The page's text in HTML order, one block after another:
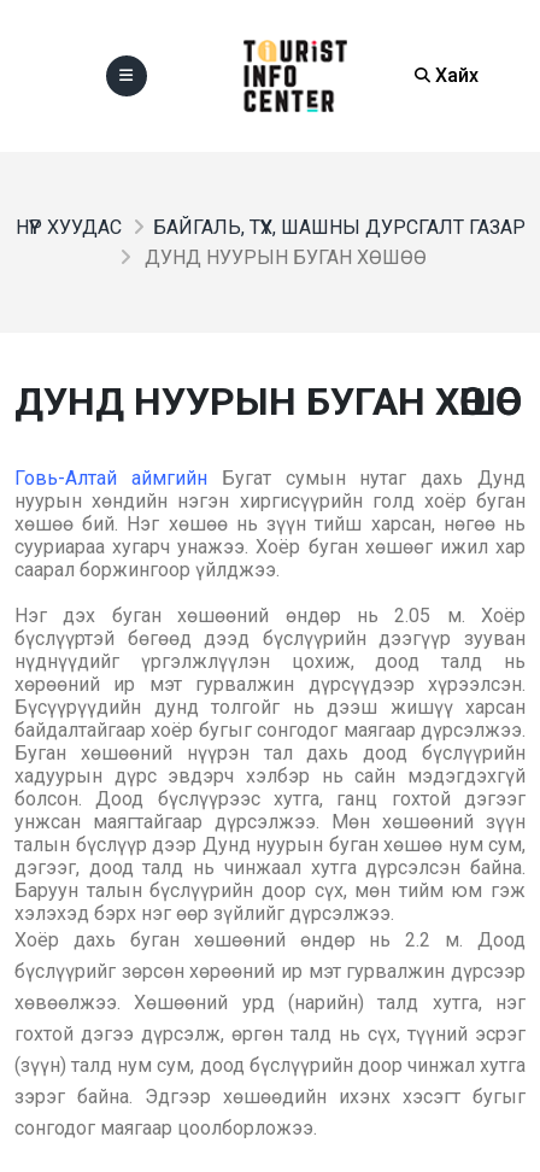
Хайх
НҮҮР ХУУДАС
БАЙГАЛЬ, ТҮҮХ, ШАШНЫ ДУРСГАЛТ ГАЗАР
ДУНД НУУРЫН БУГАН ХӨШӨӨ
ДУНД НУУРЫН БУГАН ХӨШӨӨ
Говь-Алтай аймгийнБугат сумын нутаг дахь Дунд
нуурын хөндийн нэгэн хиргисүүрийн голд хоёр буган
хөшөө бий. Нэг хөшөө нь зүүн тийш харсан, нөгөө нь
сууриараа хугарч унажээ. Хоёр буган хөшөөг ижил хар
саарал боржингоор үйлджээ.
Нэг дэх буган хөшөөний өндөр нь 2.05 м. Хоёр
бүслүүртэй бөгөөд дээд бүслүүрийн дээгүүр зууван
нүднүүдийг үргэлжлүүлэн цохиж, доод талд нь
хөрөөний ир мэт гурвалжин дүрсүүдээр хүрээлсэн.
Бүсүүрүүдийн дунд толгойг нь дээш жишүү харсан
байдалтайгаар хоёр бугыг сонгодог маягаар дүрсэлжээ.
Буган хөшөөний нүүрэн тал дахь доод бүслүүрийн
хадуурын дүрс эвдэрч хэлбэр нь сайн мэдэгдэхгүй
болсон. Доод бүслүүрээс хутга, ганц гохтой дэгээг
унжсан маягтайгаар дүрсэлжээ. Мөн хөшөөний зүүн
талын бүслүүр дээр Дунд нуурын буган хөшөө нум сум,
дэгээг, доод талд нь чинжаал хутга дүрсэлсэн байна.
Баруун талын бүслүүрийн доор сүх, мөн тийм юм гэж
хэлэхэд бэрх нэг өөр зүйлийг дүрсэлжээ.
Хоёр дахь буган хөшөөний өндөр нь 2.2 м. Доод
бүслүүрийг зөрсөн хөрөөний ир мэт гурвалжин дүрсээр
хөвөөлжээ. Хөшөөний урд (нарийн) талд хутга, нэг
гохтой дэгээ дүрсэлж, өргөн талд нь сүх, түүний эсрэг
(зүүн) талд нум сум, доод бүслүүрийн доор чинжал хутга
зэрэг байна. Эдгээр хөшөөдийн ихэнх хэсэгт бугыг
сонгодог маягаар цоолборложээ.